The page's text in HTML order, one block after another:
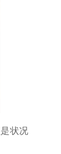
是状况